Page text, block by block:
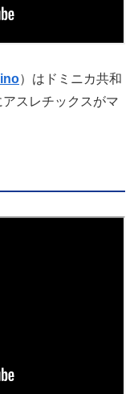
）はドミニカ共和
スレチックスがマ